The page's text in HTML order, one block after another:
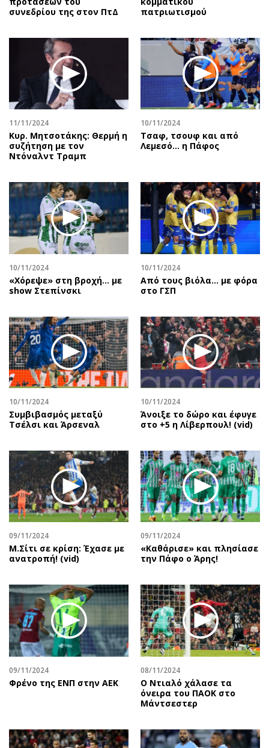
συνεδρίου της στον ΠτΔ
πατριωτισμού
11/11/2024
Κυρ. Μητσοτάκης: Θερμή η
συζήτηση με τον
Ντόναλντ Τραμπ
10/11/2024
Τσαφ, τσουφ και από
Λεμεσό... η Πάφος
10/11/2024
«Χόρεψε» στη βροχή… με
show Στεπίνσκι
10/11/2024
Από τους βιόλα... με φόρα
στο ΓΣΠ
10/11/2024
Συμβιβασμός μεταξύ
Τσέλσι και Άρσεναλ
10/11/2024
Άνοιξε το δώρο και έφυγε
στο +5 η Λίβερπουλ! (vid)
09/11/2024
Μ.Σίτι σε κρίση: Έχασε με
ανατροπή! (vid)
09/11/2024
«Καθάρισε» και πλησίασε
την Πάφο ο Άρης!
09/11/2024
Φρένο της ΕΝΠ στην ΑΕΚ
08/11/2024
Ο Ντιαλό χάλασε τα
όνειρα του ΠΑΟΚ στο
Μάντσεστερ